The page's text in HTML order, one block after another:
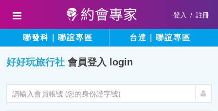
登入 / 註冊
聯發科｜聯誼專區 台達｜聯誼專區
好好玩旅行社 會員登入 login